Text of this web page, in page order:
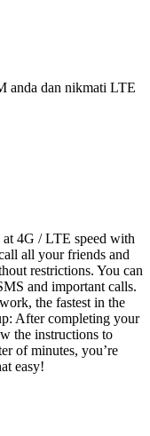
anda dan nikmati LTE
at 4G / LTE speed with
all your friends and
restrictions. You can
and important calls.
the fastest in the
After completing your
the instructions to
of minutes, you’re
easy!